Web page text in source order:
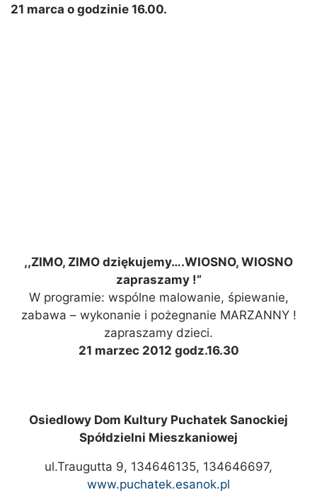
21 marca o godzinie 16.00.
,,ZIMO, ZIMO dziękujemy….WIOSNO, WIOSNO
zapraszamy !”
W programie: wspólne malowanie, śpiewanie,
zabawa – wykonanie i pożegnanie MARZANNY !
zapraszamy dzieci.
21 marzec 2012 godz.16.30
Osiedlowy Dom Kultury Puchatek Sanockiej
Spółdzielni Mieszkaniowej
ul.Traugutta 9, 134646135, 134646697,
www.puchatek.esanok.pl